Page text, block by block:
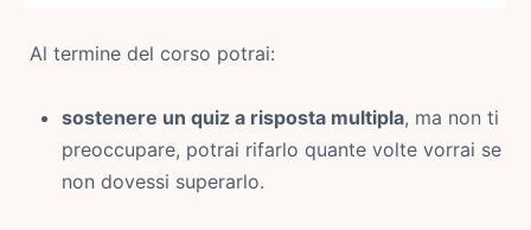
Al termine del corso potrai:
sostenere un quiz a risposta multipla, ma non ti
preoccupare, potrai rifarlo quante volte vorrai se
non dovessi superarlo.